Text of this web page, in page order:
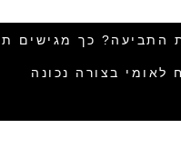
התביעה? כך מגישים
לאומי בצורה נכונה